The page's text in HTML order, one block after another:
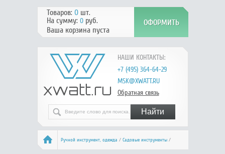
НАШИ КОНТАКТЫ:
+7 (495) 364-64-29
MSK@XWATT.RU
Обратная связь
Товаров: 0шт.
На сумму: 0руб.
Ваша корзина пуста
Ручной инcтрумент, одежда / Садовые инструменты/